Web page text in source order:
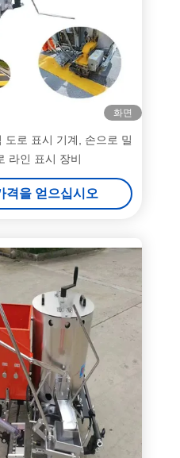
화면
도로 표시 기계, 손으로 밀
라인 표시 장비
격을 얻으십시오